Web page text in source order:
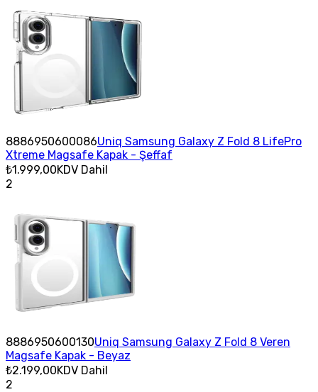
8886950600086Uniq Samsung Galaxy Z Fold 8 LifePro
Xtreme Magsafe Kapak - Şeffaf
₺1.999,00KDV Dahil
2
8886950600130Uniq Samsung Galaxy Z Fold 8 Veren
Magsafe Kapak - Beyaz
₺2.199,00KDV Dahil
2